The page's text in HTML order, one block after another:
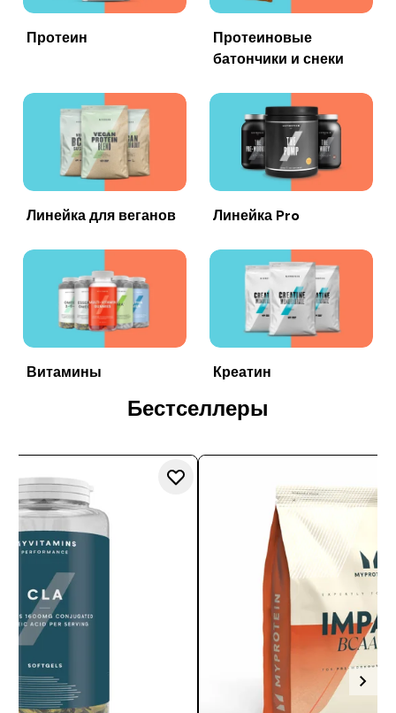
Протеин
Протеиновые
батончики и снеки
Линейка для веганов Линейка Pro
Витамины Креатин
Бестселлеры